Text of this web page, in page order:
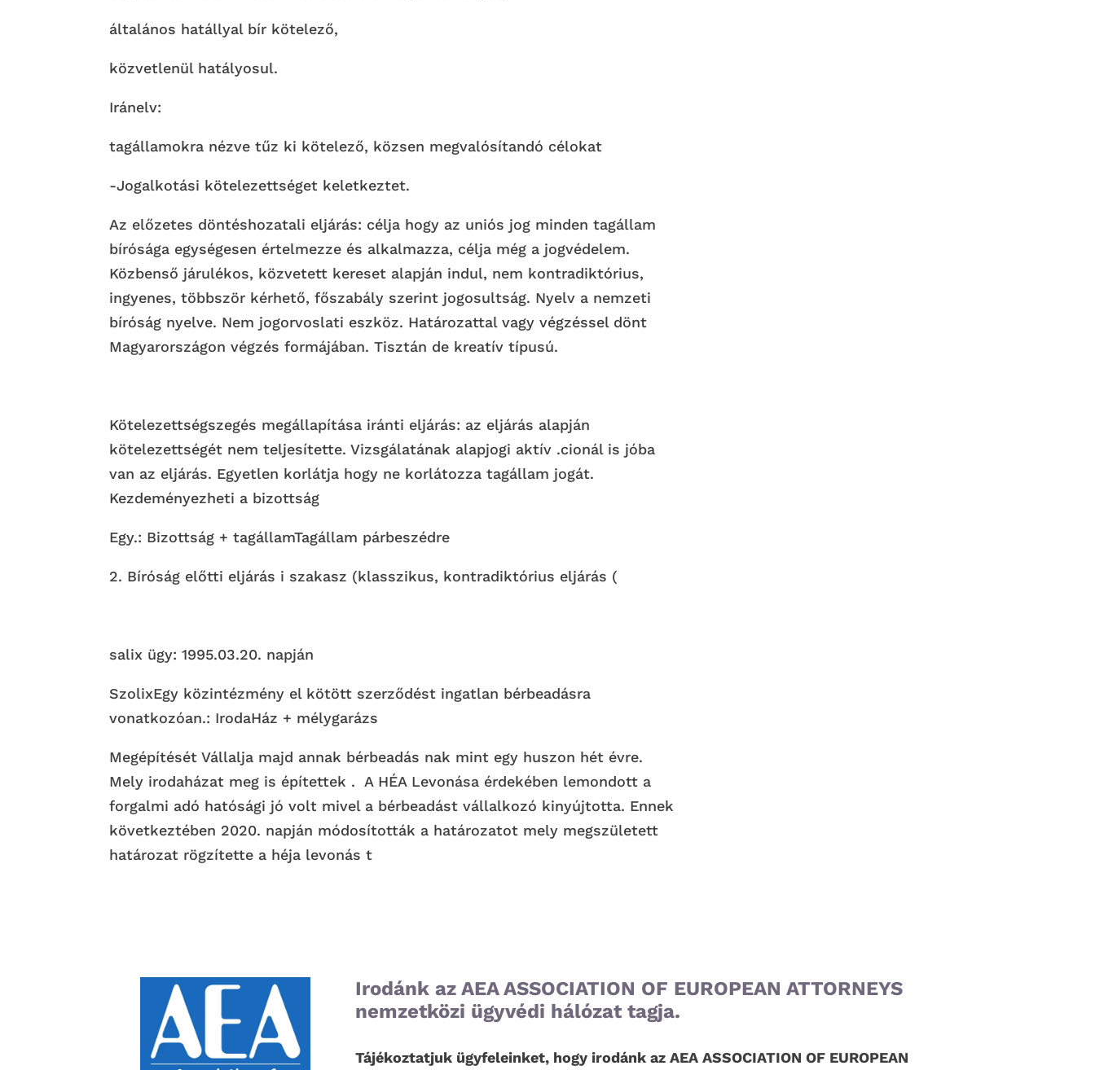
általános hatállyal bír kötelező,
közvetlenül hatályosul.
Iránelv:
tagállamokra nézve tűz ki kötelező, közsen megvalósítandó célokat
-Jogalkotási kötelezettséget keletkeztet.
Az előzetes döntéshozatali eljárás: célja hogy az uniós jog minden tagállam
bírósága egységesen értelmezze és alkalmazza, célja még a jogvédelem.
Közbenső járulékos, közvetett kereset alapján indul, nem kontradiktórius,
ingyenes, többször kérhető, főszabály szerint jogosultság. Nyelv a nemzeti
bíróság nyelve. Nem jogorvoslati eszköz. Határozattal vagy végzéssel dönt
Magyarországon végzés formájában. Tisztán de kreatív típusú.
Kötelezettségszegés megállapítása iránti eljárás: az eljárás alapján
kötelezettségét nem teljesítette. Vizsgálatának alapjogi aktív .cionál is jóba
van az eljárás. Egyetlen korlátja hogy ne korlátozza tagállam jogát.
Kezdeményezheti a bizottság
Egy.: Bizottság + tagállamTagállam párbeszédre
2. Bíróság előtti eljárás i szakasz (klasszikus, kontradiktórius eljárás (
salix ügy: 1995.03.20. napján
SzolixEgy közintézmény el kötött szerződést ingatlan bérbeadásra
vonatkozóan.: IrodaHáz + mélygarázs
Megépítését Vállalja majd annak bérbeadás nak mint egy huszon hét évre.
Mely irodaházat meg is építettek . A HÉA Levonása érdekében lemondott a
forgalmi adó hatósági jó volt mivel a bérbeadást vállalkozó kinyújtotta. Ennek
következtében 2020. napján módosították a határozatot mely megszületett
határozat rögzítette a héja levonás t
Irodánk az AEA ASSOCIATION OF EUROPEAN ATTORNEYS
nemzetközi ügyvédi hálózat tagja.
Tájékoztatjuk ügyfeleinket, hogy irodánk az AEA ASSOCIATION OF EUROPEAN